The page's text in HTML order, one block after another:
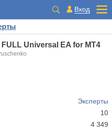
Вход
FULL Universal EA for MT4
Эксперты
10
4 349